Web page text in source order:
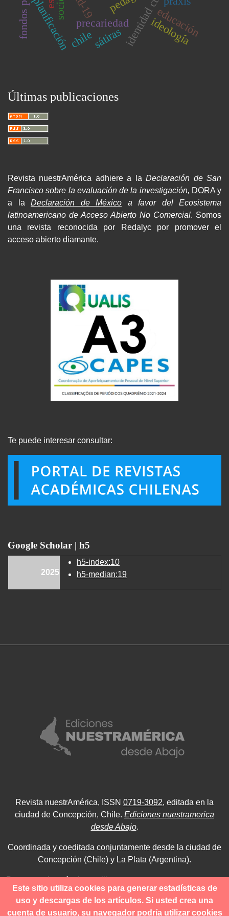
precariedad educación
planificación ideología
chilesátiras
Últimas publicaciones
Revista nuestrAmérica adhiere a laDeclaración de San
Francisco sobre la evaluación de la investigación, DORAy
a la Declaración de México a favor del Ecosistema
latinoamericano de Acceso Abierto No Comercial. Somos
una revista reconocida por Redalyc por promover el
acceso abierto diamante.
Te puede interesar consultar:
Google Scholar | h5
2025
h5-index:10
h5-median:19
Revista nuestrAmérica, ISSN 0719-3092, editada en la
ciudad de Concepción, Chile. Ediciones nuestramerica
desde Abajo.
Coordinada y coeditada conjuntamente desde la ciudad de
Concepción (Chile) y La Plata (Argentina).
Para consultas técnicas utilice
contacto@revistanuestramerica.cl
Toda comunicación respecto a los envíos se deben realizar
Este sitio utiliza cookies para generar estadísticas de
uso y descargas de los artículos. Si usted crea una
cuenta de usuario, su navegador podría utilizar cookies